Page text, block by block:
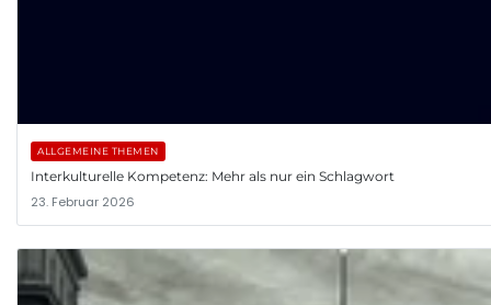
ALLGEMEINE THEMEN
Interkulturelle Kompetenz: Mehr als nur ein Schlagwort
23. Februar 2026